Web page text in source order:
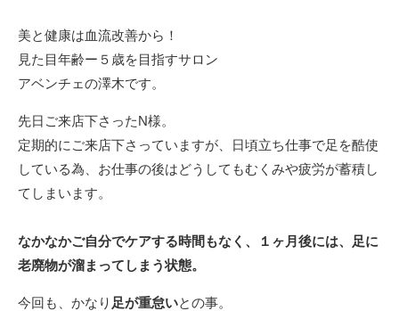
美と健康は血流改善から！
見た目年齢ー５歳を目指すサロン
アベンチェの澤木です。
先日ご来店下さったN様。
定期的にご来店下さっていますが、日頃立ち仕事で足を酷使
している為、お仕事の後はどうしてもむくみや疲労が蓄積し
てしまいます。
なかなかご自分でケアする時間もなく、１ヶ月後には、足に
老廃物が溜まってしまう状態。
今回も、かなり 足が重怠いとの事。